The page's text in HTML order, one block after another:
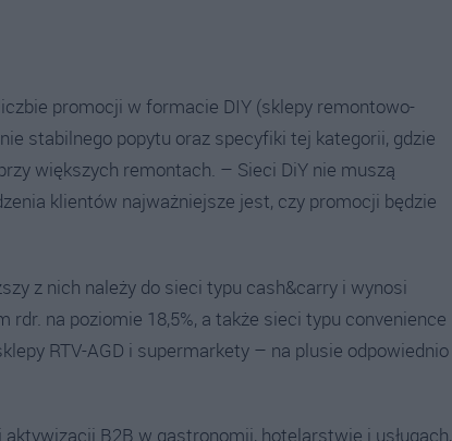
promocji w formacie DIY (sklepy remontowo-
stabilnego popytu oraz specyfiki tej kategorii, gdzie
większych remontach. – Sieci DiY nie muszą
klientów najważniejsze jest, czy promocji będzie
z nich należy do sieci typu cash&carry i wynosi
na poziomie 18,5%, a także sieci typu convenience
RTV-AGD i supermarkety – na plusie odpowiednio
B2B w gastronomii, hotelarstwie i usługach,